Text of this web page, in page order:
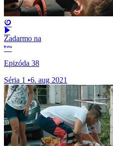
Zadarmo na
Epizóda 38
Séria 1 •6. aug 2021